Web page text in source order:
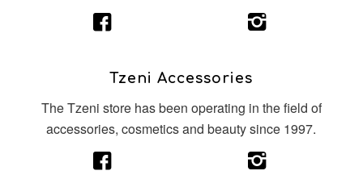
Tzeni Accessories
The Tzeni store has been operating in the field of
accessories, cosmetics and beauty since 1997.